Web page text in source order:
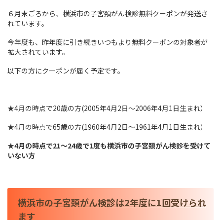
６月末ごろから、横浜市の子宮頚がん検診無料クーポンが発送さ
れています。
今年度も、昨年度に引き続きいつもより無料クーポンの対象者が
拡大されています。
以下の方にクーポンが届く予定です。
★4月の時点で20歳の方(2005年4月2日～2006年4月1日生まれ）
★4月の時点で65歳の方(1960年4月2日～1961年4月1日生まれ）
★4月の時点で21～24歳で1度も横浜市の子宮頚がん検診を受けて
いない方
横浜市の子宮頚がん検診は2年度に1回受けられ
ます